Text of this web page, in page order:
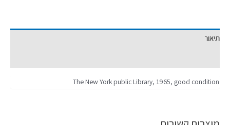
תיאור
The New York public Library, 1965, good condition